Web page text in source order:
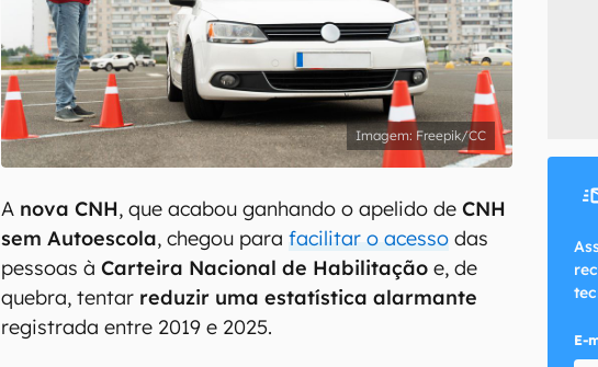
Freepik/CC
A nova CNH, que acabou ganhando o apelido deCNH
sem Autoescola, chegou parafacilitar o acesso das
pessoas àCarteira Nacional de Habilitação e, de
quebra, tentar reduzir uma estatística alarmante
registrada entre 2019 e 2025.
E-